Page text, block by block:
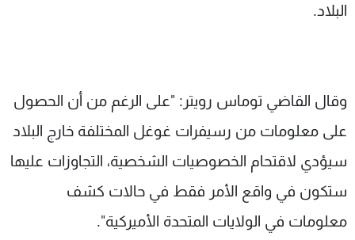
البلاد.
وقال القاضي توماس رويتر: "على الرغم من أن الحصول
على معلومات من رسيفرات غوغل المختلفة خارج البلاد
سيؤدي لاقتحام الخصوصيات الشخصية، التجاوزات عليها
ستكون في واقع الأمر فقط في حالات كشف
معلومات في الولايات المتحدة الأميركية".
لاعلاناتكم